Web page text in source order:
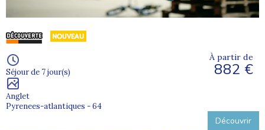
Séjour de 7 jour(s)
Anglet
Pyrenees-atlantiques - 64
À partir de
882 €
Découvrir